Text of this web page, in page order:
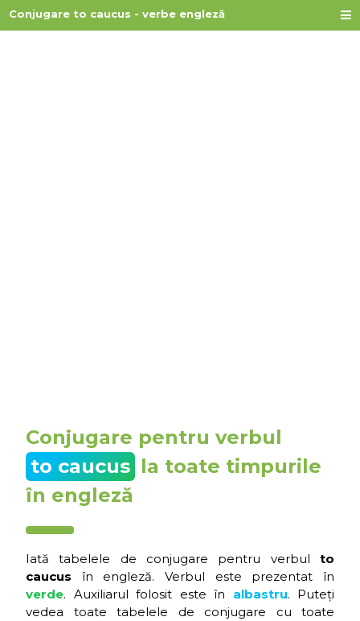
Conjugare to caucus - verbe engleză
Conjugare pentru verbul
to caucus la toate timpurile
în engleză
Iată tabelele de conjugare pentru verbul to
caucus în engleză. Verbul este prezentat în
verde. Auxiliarul folosit este în albastru. Puteți
vedea toate tabelele de conjugare cu toate